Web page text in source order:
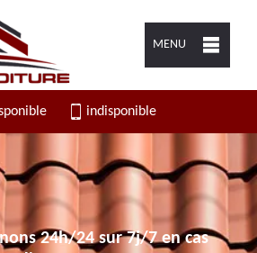
MENU
indisponible
24h/24 sur 7j/7 en cas